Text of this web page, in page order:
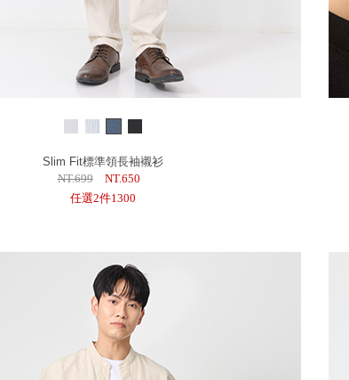
Slim Fit標準領長袖襯衫
NT.699
NT.650
任選2件1300